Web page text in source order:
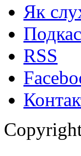
Як
RSS